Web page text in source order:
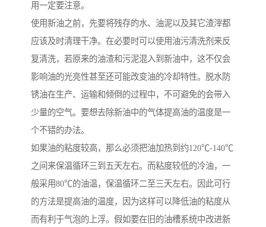
用一定要注意。
使用新油之前，先要将残存的水、油泥以及其它渣滓都
应该及时清理干净。在必要时可以使用油污清洗剂来反
复清洗，若原来的油渣和污泥混入到新油中，这不仅会
影响油的光亮性甚至还可能改变油的冷却特性。脱水防
锈油在生产、运输和倾倒的过程中，不可避免的会带入
少量的空气。要想去除新油中的气体提高油的温度是一
个不错的办法。
如果油的粘度较高，那么必须把油加热到约120℃-140℃
之间来保温循环三到五天左右。而粘度较低的冷油，一
般采用80℃的油温，保温循环二至三天左右。因此可行
的方法是提高油的温度，因为这样可以降低油的粘度从
而有利于气泡的上浮。假如要在旧的油槽系统中改进新